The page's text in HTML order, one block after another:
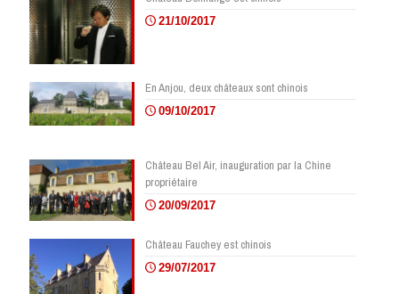
21/10/2017
En Anjou, deux châteaux sont chinois
09/10/2017
Château Bel Air, inauguration par la Chine
propriétaire
20/09/2017
Château Fauchey est chinois
29/07/2017